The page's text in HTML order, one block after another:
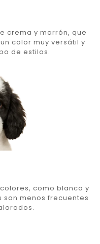
crema y marrón, que
color muy versátil y
de estilos.
como blanco y
son menos frecuentes